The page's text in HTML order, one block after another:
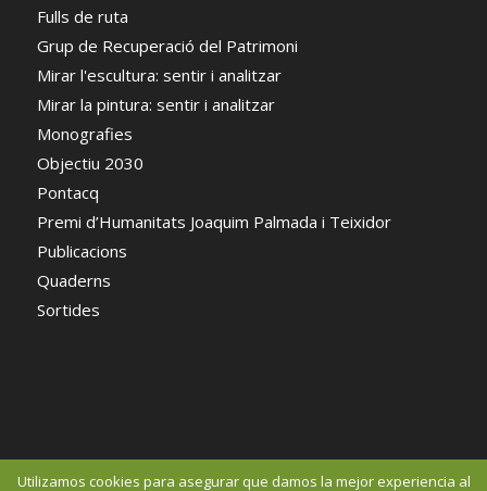
Fulls de ruta
Grup de Recuperació del Patrimoni
Mirar l'escultura: sentir i analitzar
Mirar la pintura: sentir i analitzar
Monografies
Objectiu 2030
Pontacq
Premi d’Humanitats Joaquim Palmada i Teixidor
Publicacions
Quaderns
Sortides
Utilizamos cookies para asegurar que damos la mejor experiencia al